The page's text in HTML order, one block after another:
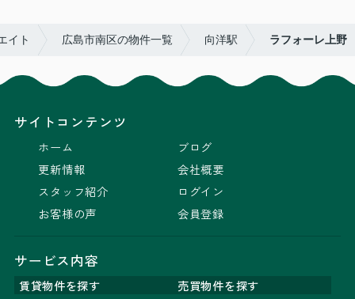
イト 広島市南区の物件一覧 向洋駅 ラフォーレ上野
サイトコンテンツ
ホーム
更新情報
スタッフ紹介
お客様の声
ブログ
会社概要
ログイン
会員登録
サービス内容
賃貸物件を探す
売買物件を探す